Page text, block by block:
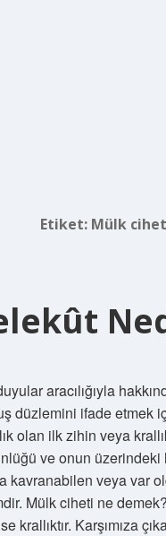
Etiket: Mülk
aracılığıyla
düzlemini ifade etmek
olan ilk zihin veya
ve onun üzerindeki
kavranabilen veya var
Mülk ciheti ne
krallıktır. Karşımıza